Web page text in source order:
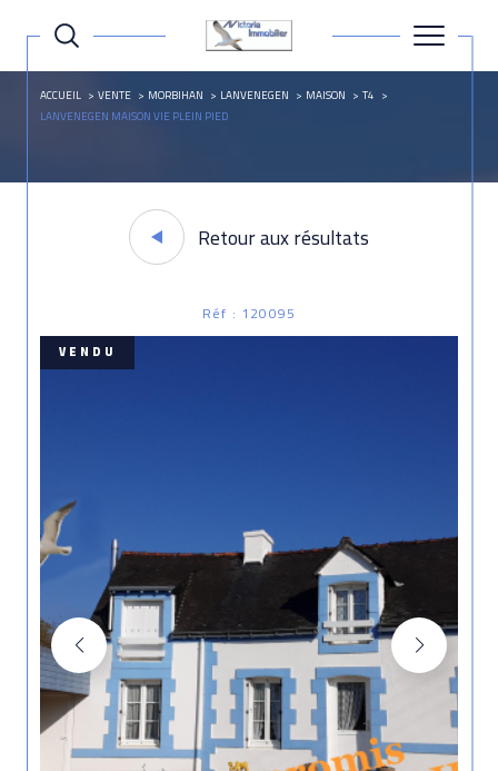
ACCUEIL VENTE MORBIHAN LANVENEGEN MAISON
T4
LANVENEGEN MAISON VIE PLEIN PIED
Retour aux résultats
Réf : 120095
VENDU